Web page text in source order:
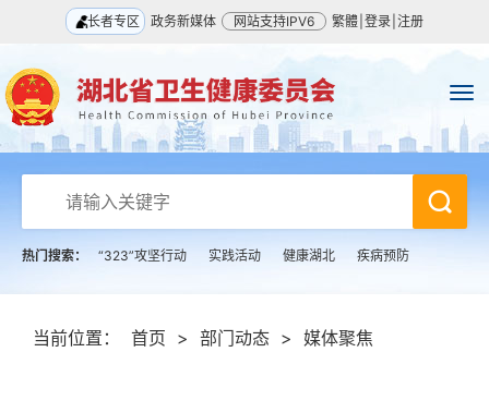
长者专区 政务新媒体 网站支持IPV6 繁體 登录 注册
热门搜索： “323”攻坚行动 实践活动 健康湖北 疾病预防
当前位置： 首页 > 部门动态 > 媒体聚焦